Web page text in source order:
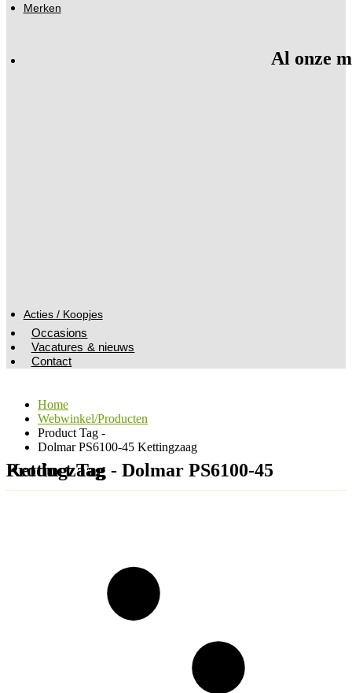
Merken
Al onze
Acties / Koopjes
Occasions
Vacatures & nieuws
Contact
Home
Webwinkel/Producten
Product Tag -
Dolmar PS6100-45 Kettingzaag
Product Tag - Dolmar PS6100-45 Kettingzaag